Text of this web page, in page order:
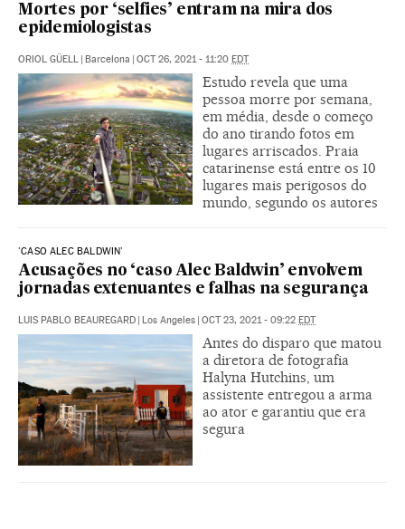
Mortes por ‘selfies’ entram na mira dos
epidemiologistas
ORIOL GÜELL Barcelona OCT 26, 2021 - 11:20 EDT
Estudo revela que uma
pessoa morre por semana,
em média, desde o começo
do ano tirando fotos em
lugares arriscados. Praia
catarinense está entre os 10
lugares mais perigosos do
mundo, segundo os autores
'CASO ALEC BALDWIN'
Acusações no ‘caso Alec Baldwin’ envolvem
jornadas extenuantes e falhas na segurança
LUIS PABLO BEAUREGARD Los Angeles OCT 23, 2021 - 09:22 EDT
Antes do disparo que matou
a diretora de fotografia
Halyna Hutchins, um
assistente entregou a arma
ao ator e garantiu que era
segura